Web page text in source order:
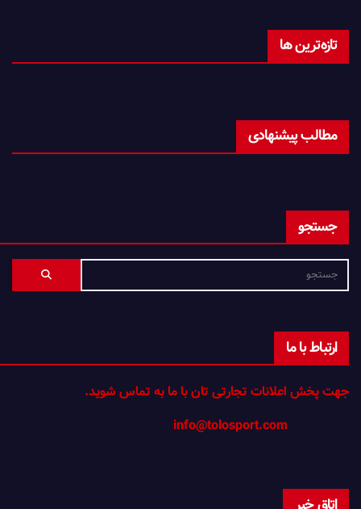
تازه‌ترین ها
مطالب پیشنهادی
جستجو
ارتباط با ما
جهت پخش اعلانات تجارتی تان با ما به تماس شوید.